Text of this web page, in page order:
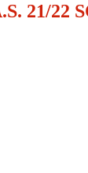
21/22